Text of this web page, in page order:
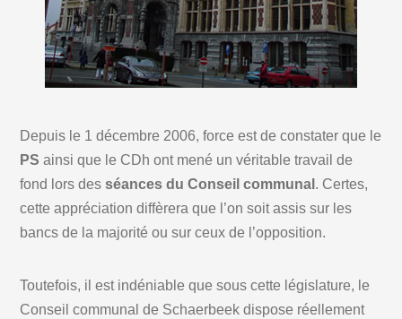
Depuis le 1 décembre 2006, force est de constater que le
PS ainsi que le CDh ont mené un véritable travail de
fond lors desséances du Conseil communal . Certes,
cette appréciation diffèrera que l’on soit assis sur les
bancs de la majorité ou sur ceux de l’opposition.
Toutefois, il est indéniable que sous cette législature, le
Conseil communal de Schaerbeek dispose réellement